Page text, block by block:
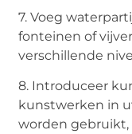
7. Voeg
fonteinen of
verschillende
8. Introduceer
kunstwerken in
worden gebruikt,